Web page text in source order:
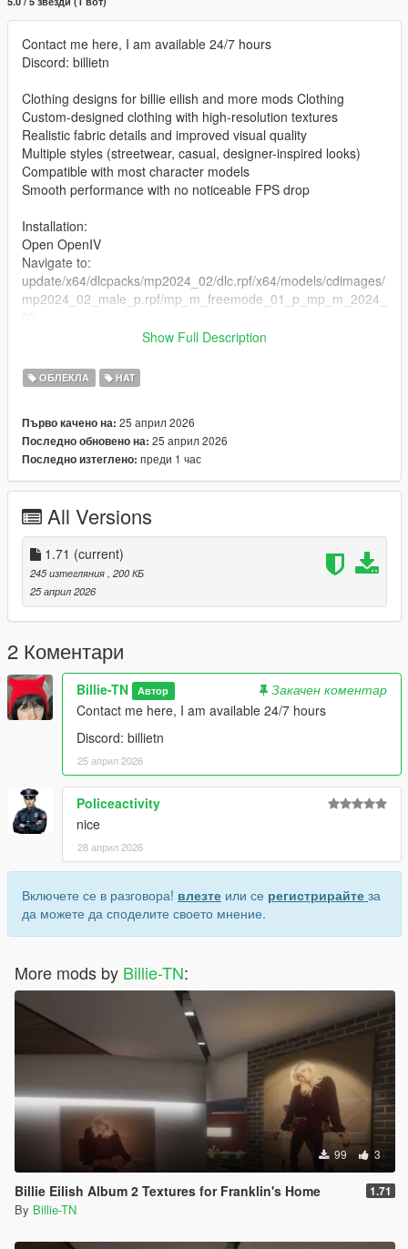
Contact me here, I am available 24/7 hours
Discord: billietn
Clothing designs for billie eilish and more mods Clothing
Custom-designed clothing with high-resolution textures
Realistic fabric details and improved visual quality
Multiple styles (streetwear, casual, designer-inspired looks)
Compatible with most character models
Smooth performance with no noticeable FPS drop
Installation:
Open OpenIV
Navigate to:
update/x64/dlcpacks/mp2024_02/dlc.rpf/x64/models/cdimages/
mp2024_02_male_p.rpf/mp_m_freemode_01_p_mp_m_2024_
Enable Edit Mode
Launch the game and enjoy
Show Full Description
ОБЛЕКЛА HAT
Първо качено на: 25 април 2026
Последно обновено на: 25 април 2026
Последно изтеглено: преди 1 час
All Versions
1.71 (current)
245 изтегляния , 200 КБ
25 април 2026
2 Коментари
Billie-TN Автор
Закачен коментар
Contact me here, I am available 24/7 hours
Discord: billietn
25 април 2026
Policeactivity
nice
28 април 2026
Включете се в разговора! влезте или се регистрирайте за
да можете да споделите своето мнение.
More mods by Billie-TN:
99 3
Billie Eilish Album 2 Textures for Franklin's Home 1.71
By Billie-TN